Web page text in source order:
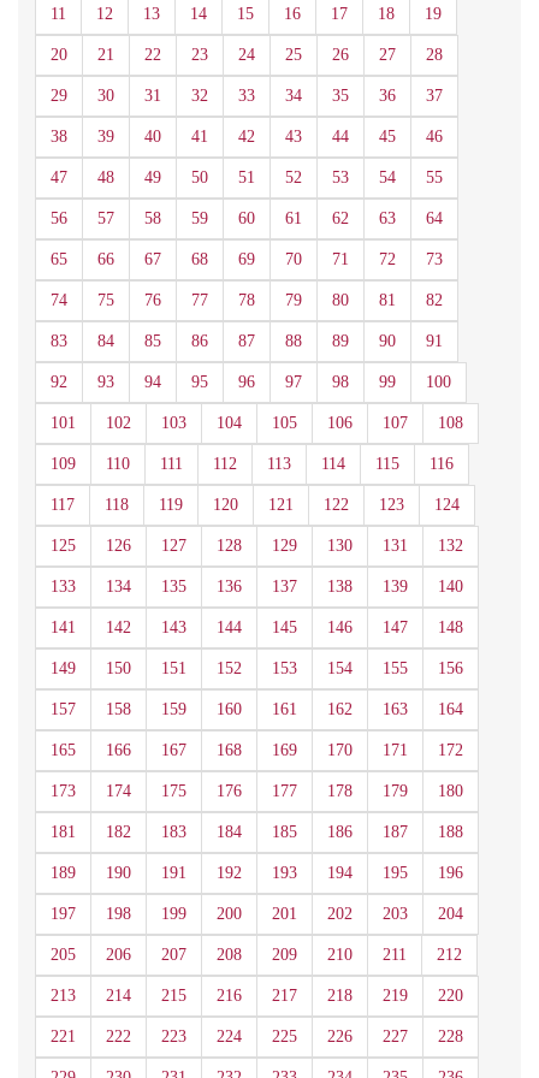
11 12 13 14 15 16 17 18 19
20 21 22 23 24 25 26 27 28
29 30 31 32 33 34 35 36 37
38 39 40 41 42 43 44 45 46
47 48 49 50 51 52 53 54 55
56 57 58 59 60 61 62 63 64
65 66 67 68 69 70 71 72 73
74 75 76 77 78 79 80 81 82
83 84 85 86 87 88 89 90 91
92 93 94 95 96 97 98 99 100
101 102 103 104 105 106 107 108
109 110 111 112 113 114 115 116
117 118 119 120 121 122 123 124
125 126 127 128 129 130 131 132
133 134 135 136 137 138 139 140
141 142 143 144 145 146 147 148
149 150 151 152 153 154 155 156
157 158 159 160 161 162 163 164
165 166 167 168 169 170 171 172
173 174 175 176 177 178 179 180
181 182 183 184 185 186 187 188
189 190 191 192 193 194 195 196
197 198 199 200 201 202 203 204
205 206 207 208 209 210 211 212
213 214 215 216 217 218 219 220
221 222 223 224 225 226 227 228